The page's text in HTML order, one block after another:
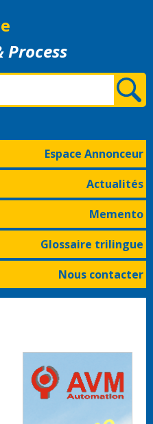
Espace Annonceur
Actualités
Memento
Glossaire trilingue
Nous contacter